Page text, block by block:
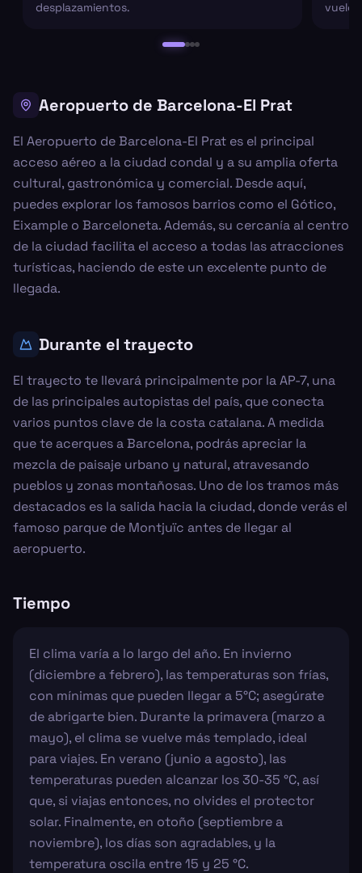
desplazamientos. vuelo
Aeropuerto de Barcelona-El Prat
El Aeropuerto de Barcelona-El Prat es el principal
acceso aéreo a la ciudad condal y a su amplia oferta
cultural, gastronómica y comercial. Desde aquí,
puedes explorar los famosos barrios como el Gótico,
Eixample o Barceloneta. Además, su cercanía al centro
de la ciudad facilita el acceso a todas las atracciones
turísticas, haciendo de este un excelente punto de
llegada.
Durante el trayecto
El trayecto te llevará principalmente por la AP-7, una
de las principales autopistas del país, que conecta
varios puntos clave de la costa catalana. A medida
que te acerques a Barcelona, podrás apreciar la
mezcla de paisaje urbano y natural, atravesando
pueblos y zonas montañosas. Uno de los tramos más
destacados es la salida hacia la ciudad, donde verás el
famoso parque de Montjuïc antes de llegar al
aeropuerto.
Tiempo
El clima varía a lo largo del año. En invierno
(diciembre a febrero), las temperaturas son frías,
con mínimas que pueden llegar a 5°C; asegúrate
de abrigarte bien. Durante la primavera (marzo a
mayo), el clima se vuelve más templado, ideal
para viajes. En verano (junio a agosto), las
temperaturas pueden alcanzar los 30-35 °C, así
que, si viajas entonces, no olvides el protector
solar. Finalmente, en otoño (septiembre a
noviembre), los días son agradables, y la
temperatura oscila entre 15 y 25 °C.